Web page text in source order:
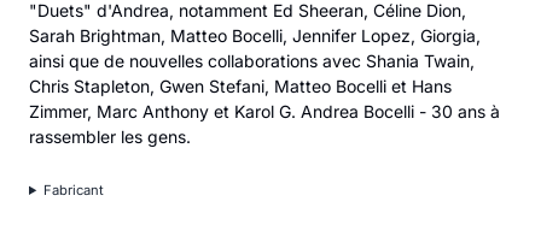
"Duets" d'Andrea, notamment Ed Sheeran, Céline Dion,
Sarah Brightman, Matteo Bocelli, Jennifer Lopez, Giorgia,
ainsi que de nouvelles collaborations avec Shania Twain,
Chris Stapleton, Gwen Stefani, Matteo Bocelli et Hans
Zimmer, Marc Anthony et Karol G. Andrea Bocelli - 30 ans à
rassembler les gens.
Fabricant